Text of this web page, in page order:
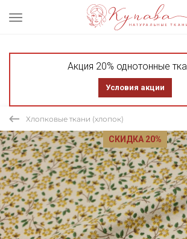
Акция 20% однотонные
Условия акции
Хлопковые ткани (хлопок)
СКИДКА 20%